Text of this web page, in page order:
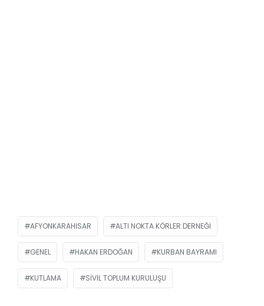
AFYONKARAHISAR ALTI NOKTA KÖRLER DERNEĞI
GENEL HAKAN ERDOĞAN KURBAN BAYRAMI
KUTLAMA SIVIL TOPLUM KURULUŞU